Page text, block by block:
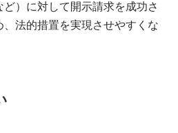
）に対して開示請求を成功さ
法的措置を実現させやすくな